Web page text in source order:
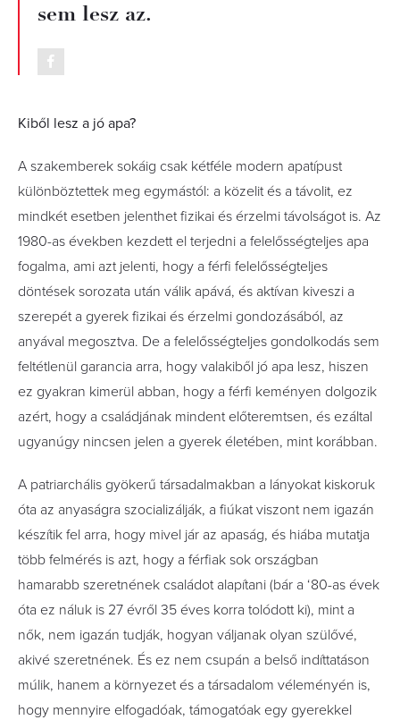
sem lesz az.
Kiből lesz a jó apa?
A szakemberek sokáig csak kétféle modern apatípust
különböztettek meg egymástól: a közelit és a távolit, ez
mindkét esetben jelenthet fizikai és érzelmi távolságot is. Az
1980-as években kezdett el terjedni a felelősségteljes apa
fogalma, ami azt jelenti, hogy a férfi felelősségteljes
döntések sorozata után válik apává, és aktívan kiveszi a
szerepét a gyerek fizikai és érzelmi gondozásából, az
anyával megosztva. De a felelősségteljes gondolkodás sem
feltétlenül garancia arra, hogy valakiből jó apa lesz, hiszen
ez gyakran kimerül abban, hogy a férfi keményen dolgozik
azért, hogy a családjának mindent előteremtsen, és ezáltal
ugyanúgy nincsen jelen a gyerek életében, mint korábban.
A patriarchális gyökerű társadalmakban a lányokat kiskoruk
óta az anyaságra szocializálják, a fiúkat viszont nem igazán
készítik fel arra, hogy mivel jár az apaság, és hiába mutatja
több felmérés is azt, hogy a férfiak sok országban
hamarabb szeretnének családot alapítani (bár a ‘80-as évek
óta ez náluk is 27 évről 35 éves korra tolódott ki), mint a
nők, nem igazán tudják, hogyan váljanak olyan szülővé,
akivé szeretnének. És ez nem csupán a belső indíttatáson
múlik, hanem a környezet és a társadalom véleményén is,
hogy mennyire elfogadóak, támogatóak egy gyerekkel